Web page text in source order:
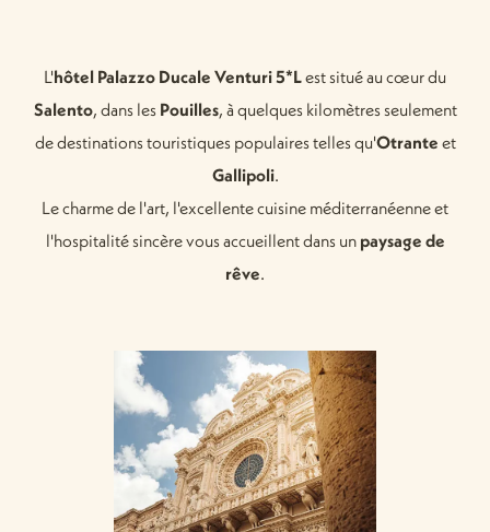
L'hôtel Palazzo Ducale Venturi 5*Lest situé au cœur du
Salento, dans les Pouilles, à quelques kilomètres seulement
de destinations touristiques populaires telles qu'Otrante et
Gallipoli.
Le charme de l'art, l'excellente cuisine méditerranéenne et
l'hospitalité sincère vous accueillent dans un paysage de
rêve.